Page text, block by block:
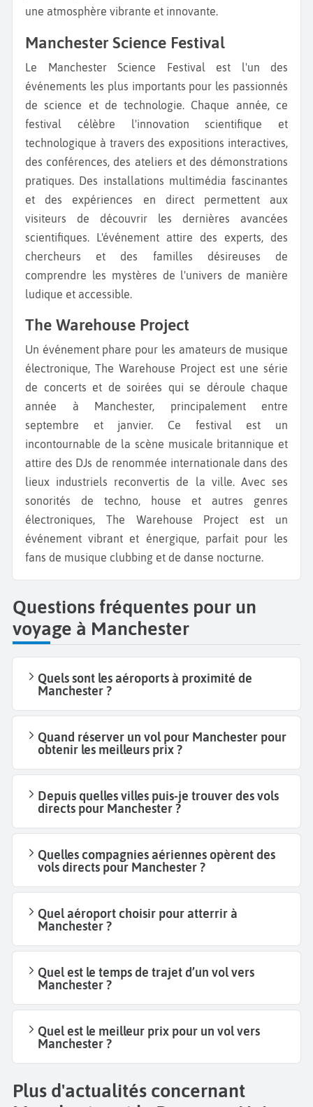
une atmosphère vibrante et innovante.
Manchester Science Festival
Le Manchester Science Festival est l'un des
événements les plus importants pour les passionnés
de science et de technologie. Chaque année, ce
festival célèbre l'innovation scientifique et
technologique à travers des expositions interactives,
des conférences, des ateliers et des démonstrations
pratiques. Des installations multimédia fascinantes
et des expériences en direct permettent aux
visiteurs de découvrir les dernières avancées
scientifiques. L'événement attire des experts, des
chercheurs et des familles désireuses de
comprendre les mystères de l'univers de manière
ludique et accessible.
The Warehouse Project
Un événement phare pour les amateurs de musique
électronique, The Warehouse Project est une série
de concerts et de soirées qui se déroule chaque
année à Manchester, principalement entre
septembre et janvier. Ce festival est un
incontournable de la scène musicale britannique et
attire des DJs de renommée internationale dans des
lieux industriels reconvertis de la ville. Avec ses
sonorités de techno, house et autres genres
électroniques, The Warehouse Project est un
événement vibrant et énergique, parfait pour les
fans de musique clubbing et de danse nocturne.
Questions fréquentes pour un
voyage à Manchester
Quels sont les aéroports à proximité de
Manchester ?
Quand réserver un vol pour Manchester pour
obtenir les meilleurs prix ?
Depuis quelles villes puis-je trouver des vols
directs pour Manchester ?
Quelles compagnies aériennes opèrent des
vols directs pour Manchester ?
Quel aéroport choisir pour atterrir à
Manchester ?
Quel est le temps de trajet d’un vol vers
Manchester ?
Quel est le meilleur prix pour un vol vers
Manchester ?
Plus d'actualités concernant